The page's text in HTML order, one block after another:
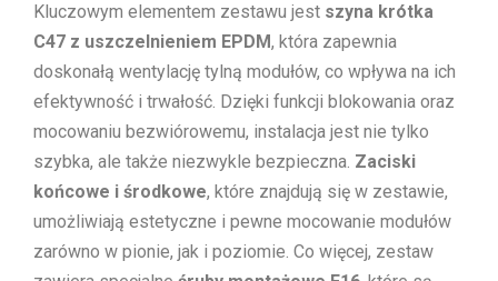
Kluczowym elementem zestawu jest szyna krótka
C47 z uszczelnieniem EPDM, która zapewnia
doskonałą wentylację tylną modułów, co wpływa na ich
efektywność i trwałość. Dzięki funkcji blokowania oraz
mocowaniu bezwiórowemu, instalacja jest nie tylko
szybka, ale także niezwykle bezpieczna. Zaciski
końcowe i środkowe, które znajdują się w zestawie,
umożliwiają estetyczne i pewne mocowanie modułów
zarówno w pionie, jak i poziomie. Co więcej, zestaw